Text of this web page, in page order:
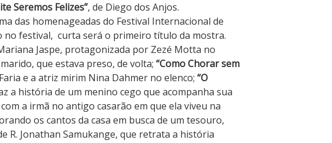
Seremos Felizes”, de Diego dos Anjos.
das homenageadas do Festival Internacional de
no festival, curta será o primeiro título da mostra.
Jaspe, protagonizada por Zezé Motta no
que estava preso, de volta; “Como Chorar sem
e a atriz mirim Nina Dahmer no elenco; “O
a história de um menino cego que acompanha sua
a irmã no antigo casarão em que ela viveu na
os cantos da casa em busca de um tesouro,
R. Jonathan Samukange, que retrata a história